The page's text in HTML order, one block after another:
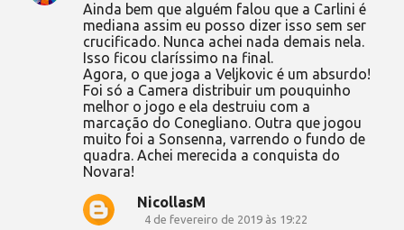
Ainda bem que alguém falou que a Carlini é
mediana assim eu posso dizer isso sem ser
crucificado. Nunca achei nada demais nela.
Isso ficou claríssimo na final.
Agora, o que joga a Veljkovic é um absurdo!
Foi só a Camera distribuir um pouquinho
melhor o jogo e ela destruiu com a
marcação do Conegliano. Outra que jogou
muito foi a Sonsenna, varrendo o fundo de
quadra. Achei merecida a conquista do
Novara!
NicollasM
4 de fevereiro de 2019 às 19:22